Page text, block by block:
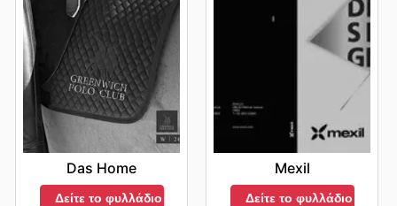
Das Home
Δείτε το φυλλάδιο
Mexil
Δείτε το φυλλάδιο